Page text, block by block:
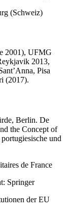
(Schweiz)
2001), UFMG
2013,
Pisa
(2017).
Berlin. De
the Concept of
und
de France
Springer
der EU